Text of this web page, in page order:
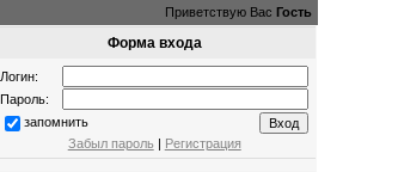
Приветствую Вас Гость
Форма входа
Логин:
Пароль:
запомнить
Забыл пароль
Регистрация